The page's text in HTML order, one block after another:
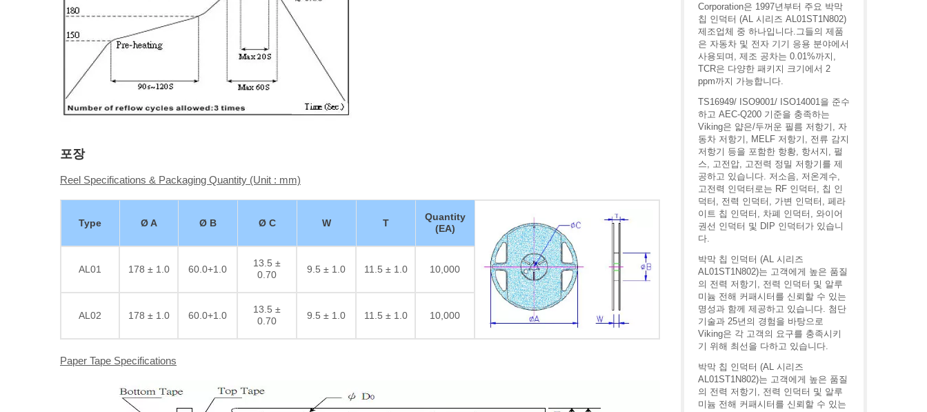
포장
Reel Specifications & Packaging Quantity (Unit : mm)
Type Ø A Ø B Ø C W T
Quantity
(EA)
AL01 178 ± 1.0 60.0+1.0
13.5 ±
0.70
9.5 ± 1.0 11.5 ± 1.0 10,000
AL02 178 ± 1.0 60.0+1.0
13.5 ±
0.70
9.5 ± 1.0 11.5 ± 1.0 10,000
Paper Tape Specifications
Corporation은 1997년부터 주요 박막
칩 인덕터 (AL 시리즈 AL01ST1N802)
제조업체 중 하나입니다.그들의 제품
은 자동차 및 전자 기기 응용 분야에서
사용되며, 제조 공차는 0.01%까지,
TCR은 다양한 패키지 크기에서 2
ppm까지 가능합니다.
TS16949/ ISO9001/ ISO14001을 준수
하고 AEC-Q200 기준을 충족하는
Viking은 얇은/두꺼운 필름 저항기, 자
동차 저항기, MELF 저항기, 전류 감지
저항기 등을 포함한 항황, 항서지, 펄
스, 고전압, 고전력 정밀 저항기를 제
공하고 있습니다. 저소음, 저온계수,
고전력 인덕터로는 RF 인덕터, 칩 인
덕터, 전력 인덕터, 가변 인덕터, 페라
이트 칩 인덕터, 차폐 인덕터, 와이어
권선 인덕터 및 DIP 인덕터가 있습니
다.
박막 칩 인덕터 (AL 시리즈
AL01ST1N802)는 고객에게 높은 품질
의 전력 저항기, 전력 인덕터 및 알루
미늄 전해 커패시터를 신뢰할 수 있는
명성과 함께 제공하고 있습니다. 첨단
기술과 25년의 경험을 바탕으로
Viking은 각 고객의 요구를 충족시키
기 위해 최선을 다하고 있습니다.
박막 칩 인덕터 (AL 시리즈
AL01ST1N802)는 고객에게 높은 품질
의 전력 저항기, 전력 인덕터 및 알루
미늄 전해 커패시터를 신뢰할 수 있는